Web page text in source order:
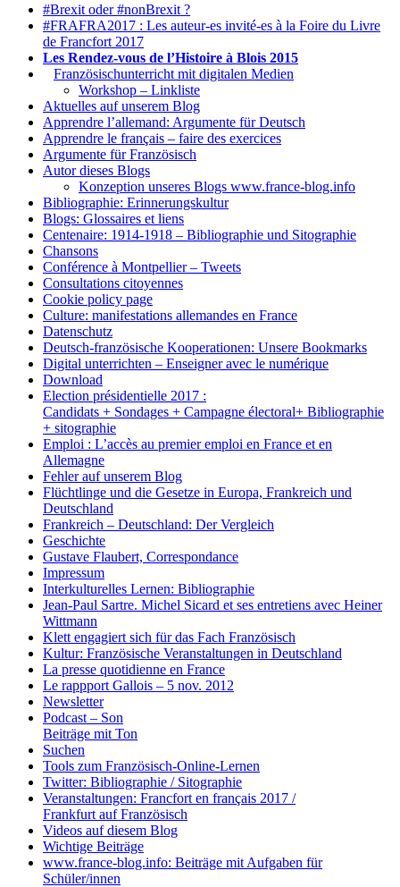
#Brexit oder #nonBrexit ?
#FRAFRA2017 : Les auteur-es invité-es à la Foire du Livre
de Francfort 2017
Les Rendez-vous de l’Histoire à Blois 2015
Französischunterricht mit digitalen Medien
Workshop – Linkliste
Aktuelles auf unserem Blog
Apprendre l’allemand: Argumente für Deutsch
Apprendre le français – faire des exercices
Argumente für Französisch
Autor dieses Blogs
Konzeption unseres Blogs www.france-blog.info
Bibliographie: Erinnerungskultur
Blogs: Glossaires et liens
Centenaire: 1914-1918 – Bibliographie und Sitographie
Chansons
Conférence à Montpellier – Tweets
Consultations citoyennes
Cookie policy page
Culture: manifestations allemandes en France
Datenschutz
Deutsch-französische Kooperationen: Unsere Bookmarks
Digital unterrichten – Enseigner avec le numérique
Download
Election présidentielle 2017 :
Candidats + Sondages + Campagne électoral+ Bibliographie
+ sitographie
Emploi : L’accès au premier emploi en France et en
Allemagne
Fehler auf unserem Blog
Flüchtlinge und die Gesetze in Europa, Frankreich und
Deutschland
Frankreich – Deutschland: Der Vergleich
Geschichte
Gustave Flaubert, Correspondance
Impressum
Interkulturelles Lernen: Bibliographie
Jean-Paul Sartre. Michel Sicard et ses entretiens avec Heiner
Wittmann
Klett engagiert sich für das Fach Französisch
Kultur: Französische Veranstaltungen in Deutschland
La presse quotidienne en France
Le rappport Gallois – 5 nov. 2012
Newsletter
Podcast – Son
Beiträge mit Ton
Suchen
Tools zum Französisch-Online-Lernen
Twitter: Bibliographie / Sitographie
Veranstaltungen: Francfort en français 2017 /
Frankfurt auf Französisch
Videos auf diesem Blog
Wichtige Beiträge
www.france-blog.info: Beiträge mit Aufgaben für
Schüler/innen